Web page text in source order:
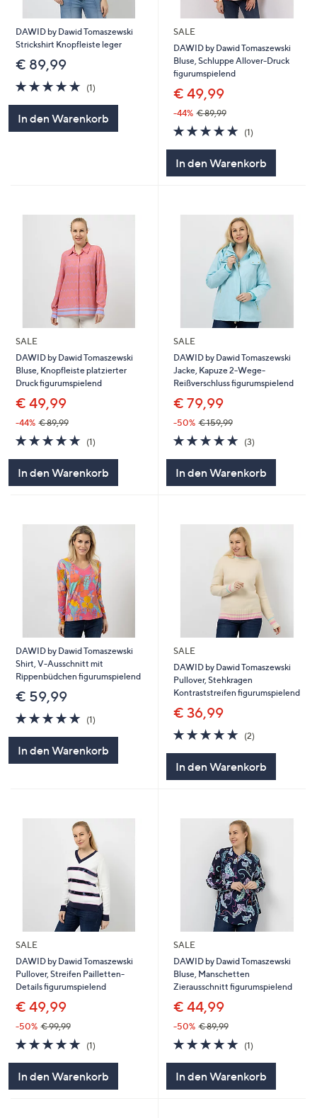
DAWID by Dawid Tomaszewski
Strickshirt Knopfleiste leger
€ 89,99
5.0
von
5
(1)
In den Warenkorb
SALE
DAWID by Dawid Tomaszewski
Bluse, Schluppe Allover-Druck
figurumspielend
€ 49,99
-44% € 89,99
5.0
von
(1)1
In den Warenkorb
SALE
DAWID by Dawid Tomaszewski
Bluse, Knopfleiste platzierter
Druck figurumspielend
€ 49,99
-44% € 89,99
5.0
von
5
(1)
In den Warenkorb
SALE
DAWID by Dawid Tomaszewski
Jacke, Kapuze 2-Wege-
Reißverschluss figurumspielend
€ 79,99
-50% € 159,99
5.0
von
(3)3
In den Warenkorb
DAWID by Dawid Tomaszewski
Shirt, V-Ausschnitt mit
Rippenbüdchen figurumspielend
€ 59,99
5.0
von
5
(1)
In den Warenkorb
SALE
DAWID by Dawid Tomaszewski
Pullover, Stehkragen
Kontraststreifen figurumspielend
€ 36,99
5.0
von
(2)2
In den Warenkorb
SALE
DAWID by Dawid Tomaszewski
Pullover, Streifen Pailletten-
Details figurumspielend
€ 49,99
-50% € 99,99
5.0
von
5
(1)
In den Warenkorb
SALE
DAWID by Dawid Tomaszewski
Bluse, Manschetten
Zierausschnitt figurumspielend
€ 44,99
-50% € 89,99
5.0
von
(1)1
In den Warenkorb